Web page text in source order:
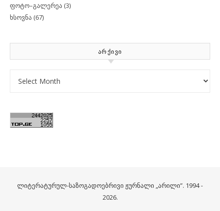
ფოტო–გალერეა (3)
ხსოვნა (67)
ᲐᲠᲥᲘᲕᲘ
ლიტერატურულ-საზოგადოებრივი ჟურნალი „არილი”. 1994 -
2026.